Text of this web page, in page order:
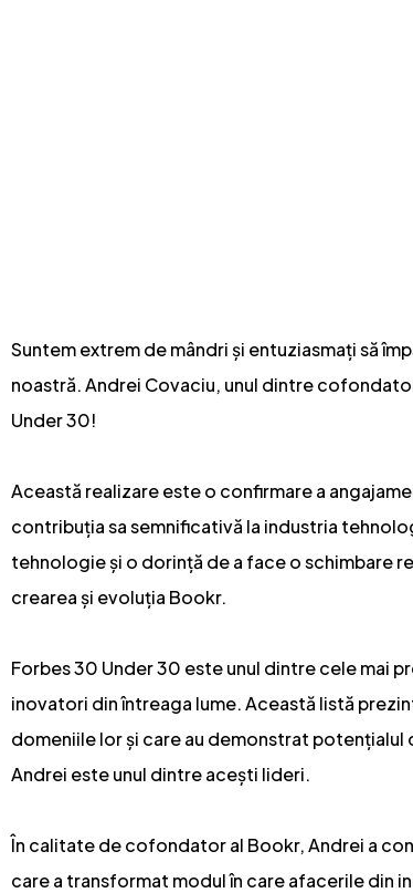
Suntem extrem de mândri și entuziasmați să
noastră. Andrei Covaciu, unul dintre
Under 30!
Această realizare este o confirmare a
contribuția sa semnificativă la industria
tehnologie și o dorință de a face o schimbare
crearea și evoluția Bookr.
Forbes 30 Under 30 este unul dintre cele mai
inovatori din întreaga lume. Această listă
domeniile lor și care au demonstrat potențialul
Andrei este unul dintre acești lideri.
În calitate de cofondator al Bookr, Andrei a
care a transformat modul în care afacerile din